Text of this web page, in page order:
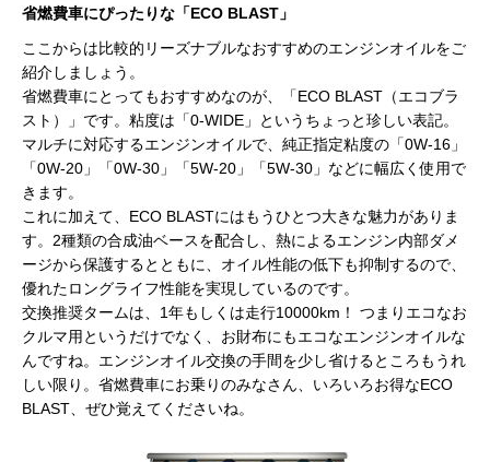
省燃費車にぴったりな「ECO BLAST」
ここからは比較的リーズナブルなおすすめのエンジンオイルをご
紹介しましょう。
省燃費車にとってもおすすめなのが、「ECO BLAST（エコブラ
スト）」です。粘度は「0-WIDE」というちょっと珍しい表記。
マルチに対応するエンジンオイルで、純正指定粘度の「0W-16」
「0W-20」「0W-30」「5W-20」「5W-30」などに幅広く使用で
きます。
これに加えて、ECO BLASTにはもうひとつ大きな魅力がありま
す。2種類の合成油ベースを配合し、熱によるエンジン内部ダメ
ージから保護するとともに、オイル性能の低下も抑制するので、
優れたロングライフ性能を実現しているのです。
交換推奨タームは、1年もしくは走行10000km！ つまりエコなお
クルマ用というだけでなく、お財布にもエコなエンジンオイルな
んですね。エンジンオイル交換の手間を少し省けるところもうれ
しい限り。省燃費車にお乗りのみなさん、いろいろお得なECO
BLAST、ぜひ覚えてくださいね。